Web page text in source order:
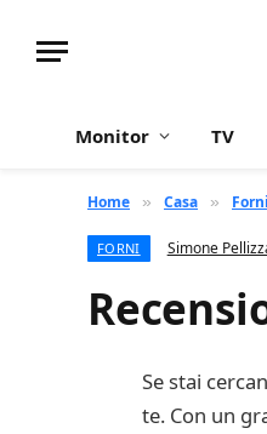
Monitor TV
Home » Casa » Forni
FORNI Simone
Se stai
te. Con un